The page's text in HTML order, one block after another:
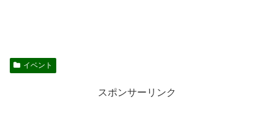
イベント
スポンサーリンク